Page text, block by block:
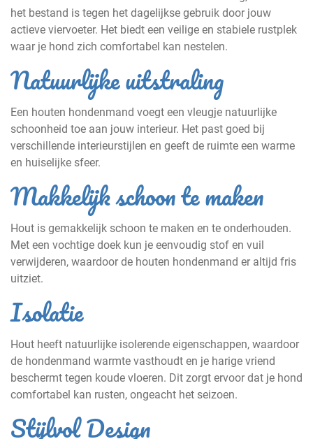
het bestand is tegen het dagelijkse gebruik door jouw
actieve viervoeter. Het biedt een veilige en stabiele rustplek
waar je hond zich comfortabel kan nestelen.
Natuurlijke uitstraling
Een houten hondenmand voegt een vleugje natuurlijke
schoonheid toe aan jouw interieur. Het past goed bij
verschillende interieurstijlen en geeft de ruimte een warme
en huiselijke sfeer.
Makkelijk schoon te maken
Hout is gemakkelijk schoon te maken en te onderhouden.
Met een vochtige doek kun je eenvoudig stof en vuil
verwijderen, waardoor de houten hondenmand er altijd fris
uitziet.
Isolatie
Hout heeft natuurlijke isolerende eigenschappen, waardoor
de hondenmand warmte vasthoudt en je harige vriend
beschermt tegen koude vloeren. Dit zorgt ervoor dat je hond
comfortabel kan rusten, ongeacht het seizoen.
Stijlvol Design